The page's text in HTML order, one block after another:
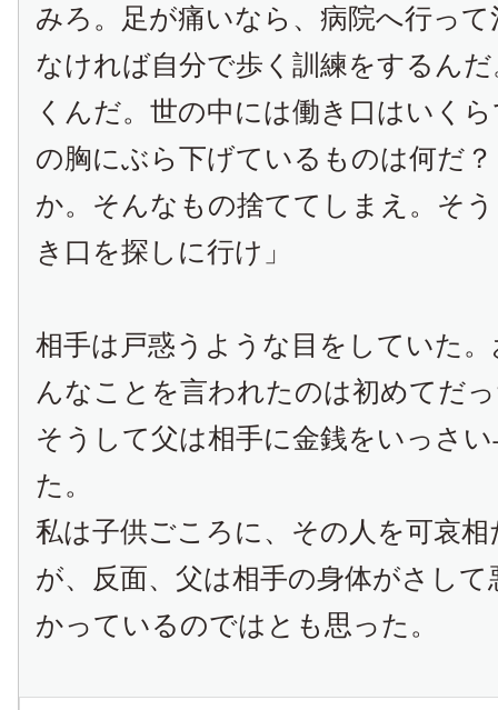
みろ。足が痛いなら、病院へ行っ
なければ自分で歩く訓練をするん
くんだ。世の中には働き口はいく
の胸にぶら下げているものは何だ
か。そんなもの捨ててしまえ。そ
き口を探しに行け」
相手は戸惑うような目をしていた
んなことを言われたのは初めてだ
そうして父は相手に金銭をいっさ
た。
私は子供ごころに、その人を可哀
が、反面、父は相手の身体がさし
かっているのではとも思った。